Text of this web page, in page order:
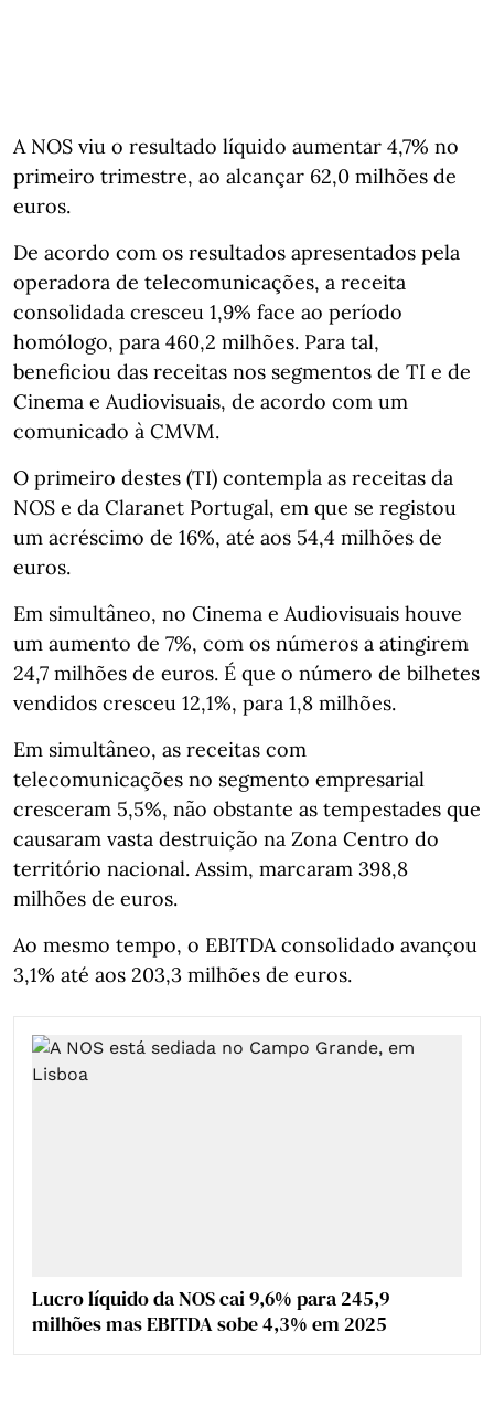
A NOS viu o resultado líquido aumentar 4,7% no
primeiro trimestre, ao alcançar 62,0 milhões de
euros.
De acordo com os resultados apresentados pela
operadora de telecomunicações, a receita
consolidada cresceu 1,9% face ao período
homólogo, para 460,2 milhões. Para tal,
beneficiou das receitas nos segmentos de TI e de
Cinema e Audiovisuais, de acordo com um
comunicado à CMVM.
O primeiro destes (TI) contempla as receitas da
NOS e da Claranet Portugal, em que se registou
um acréscimo de 16%, até aos 54,4 milhões de
euros.
Em simultâneo, no Cinema e Audiovisuais houve
um aumento de 7%, com os números a atingirem
24,7 milhões de euros. É que o número de bilhetes
vendidos cresceu 12,1%, para 1,8 milhões.
Em simultâneo, as receitas com
telecomunicações no segmento empresarial
cresceram 5,5%, não obstante as tempestades que
causaram vasta destruição na Zona Centro do
território nacional. Assim, marcaram 398,8
milhões de euros.
Ao mesmo tempo, o EBITDA consolidado avançou
3,1% até aos 203,3 milhões de euros.
Lucro líquido da NOS cai 9,6% para 245,9
milhões mas EBITDA sobe 4,3% em 2025